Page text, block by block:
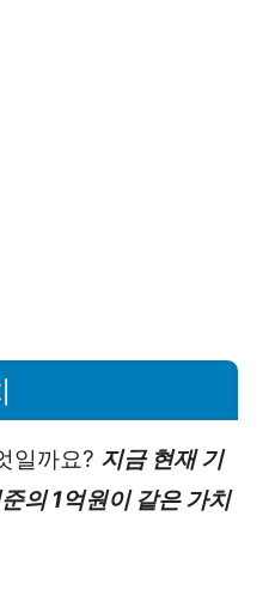
일까요? 지금 현재 기
의 1억원이 같은 가치